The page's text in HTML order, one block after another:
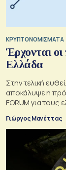
KΡΥΠΤΟΝΟΜΙΣΜΑΤΑ
Έρχονται
Ελλάδα
Στην τελική
αποκάλυψε η
FORUM για τους
παραπλανητικών
Γιώργος Μανέττας